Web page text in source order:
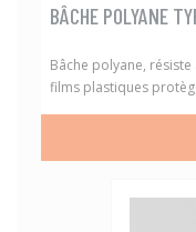
BÂCHE POLYANE
Bâche polyane,
films plastiques